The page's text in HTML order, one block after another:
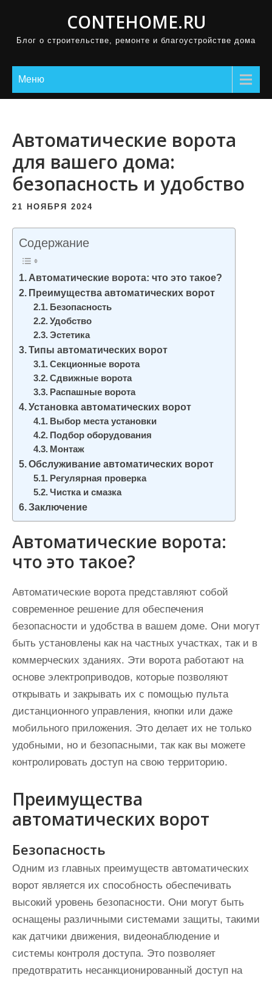
CONTEHOME.RU
Блог о строительстве, ремонте и благоустройстве дома
Меню
Автоматические ворота
для вашего дома:
безопасность и удобство
21 НОЯБРЯ 2024
Содержание
Автоматические ворота: что это такое?
Преимущества автоматических ворот
Безопасность
Удобство
Эстетика
Типы автоматических ворот
Секционные ворота
Сдвижные ворота
Распашные ворота
Установка автоматических ворот
Выбор места установки
Подбор оборудования
Монтаж
Обслуживание автоматических ворот
Регулярная проверка
Чистка и смазка
Заключение
Автоматические ворота:
что это такое?
Автоматические ворота представляют собой
современное решение для обеспечения
безопасности и удобства в вашем доме. Они могут
быть установлены как на частных участках, так и в
коммерческих зданиях. Эти ворота работают на
основе электроприводов, которые позволяют
открывать и закрывать их с помощью пульта
дистанционного управления, кнопки или даже
мобильного приложения. Это делает их не только
удобными, но и безопасными, так как вы можете
контролировать доступ на свою территорию.
Преимущества
автоматических ворот
Безопасность
Одним из главных преимуществ автоматических
ворот является их способность обеспечивать
высокий уровень безопасности. Они могут быть
оснащены различными системами защиты, такими
как датчики движения, видеонаблюдение и
системы контроля доступа. Это позволяет
предотвратить несанкционированный доступ на